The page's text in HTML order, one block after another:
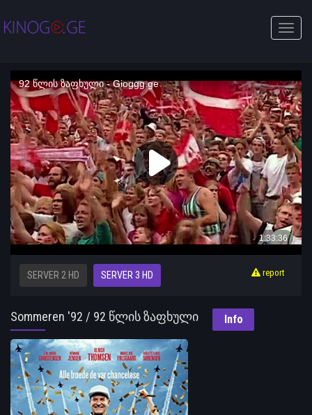
Toggle
SERVER 2 HD SERVER 3 HD report
Sommeren '92 / 92 წლის ზაფხული Info